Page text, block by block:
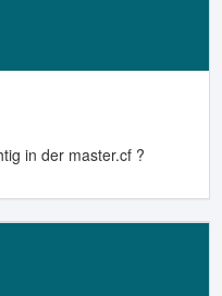
in der master.cf ?